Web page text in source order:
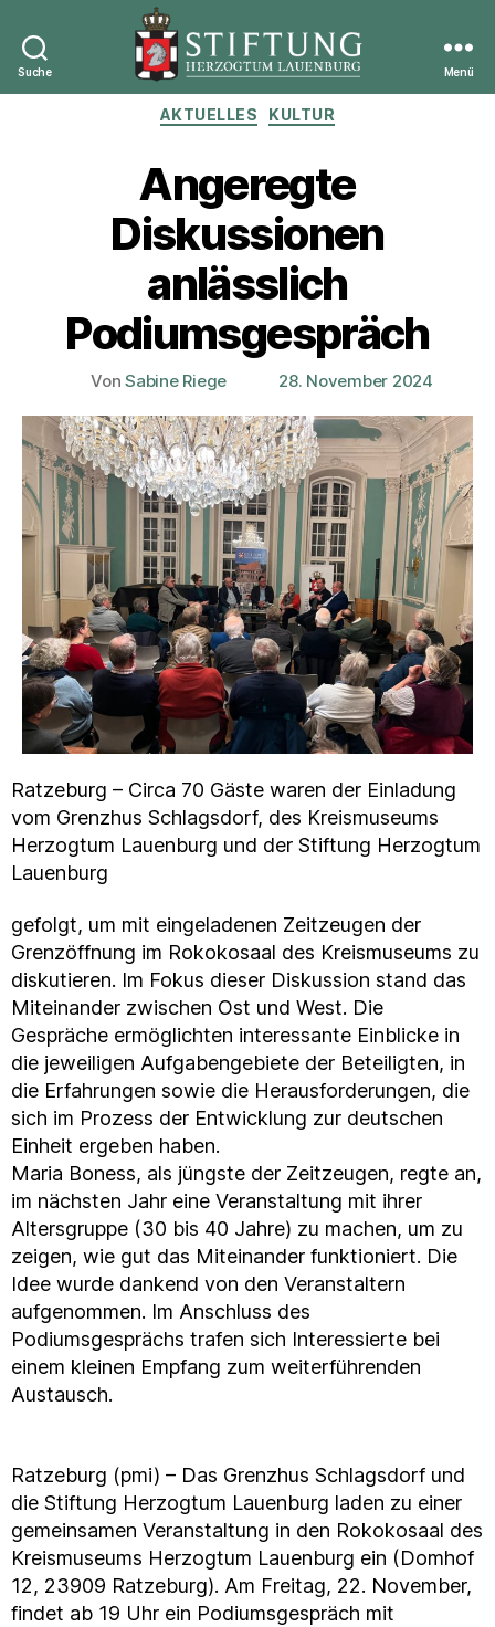
Suche
Stiftung
Herzogtum
Menü
Kategorien
AKTUELLES KULTUR
Angeregte
Diskussionen
anlässlich
Podiumsgespräch
Beitragsautor
VonSabine Riege Veröffentlichungsdatum
28. November 2024
Ratzeburg – Circa 70 Gäste waren der Einladung
vom Grenzhus Schlagsdorf, des Kreismuseums
Herzogtum Lauenburg und der Stiftung Herzogtum
Lauenburg
gefolgt, um mit eingeladenen Zeitzeugen der
Grenzöffnung im Rokokosaal des Kreismuseums zu
diskutieren. Im Fokus dieser Diskussion stand das
Miteinander zwischen Ost und West. Die
Gespräche ermöglichten interessante Einblicke in
die jeweiligen Aufgabengebiete der Beteiligten, in
die Erfahrungen sowie die Herausforderungen, die
sich im Prozess der Entwicklung zur deutschen
Einheit ergeben haben.
Maria Boness, als jüngste der Zeitzeugen, regte an,
im nächsten Jahr eine Veranstaltung mit ihrer
Altersgruppe (30 bis 40 Jahre) zu machen, um zu
zeigen, wie gut das Miteinander funktioniert. Die
Idee wurde dankend von den Veranstaltern
aufgenommen. Im Anschluss des
Podiumsgesprächs trafen sich Interessierte bei
einem kleinen Empfang zum weiterführenden
Austausch.
Ratzeburg (pmi) – Das Grenzhus Schlagsdorf und
die Stiftung Herzogtum Lauenburg laden zu einer
gemeinsamen Veranstaltung in den Rokokosaal des
Kreismuseums Herzogtum Lauenburg ein (Domhof
12, 23909 Ratzeburg). Am Freitag, 22. November,
findet ab 19 Uhr ein Podiumsgespräch mit